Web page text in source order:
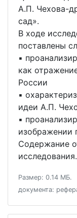
А.П. Чехова-
сад».
В ходе
поставлены
▪
как
России
▪
идеи А.П.
▪
изображении
Содержание
исследования.
Размер: 0.14 МБ.
документа: